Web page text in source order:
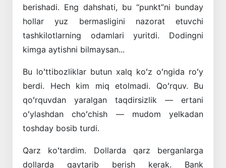
berishadi. Eng dahshati, bu “punkt”ni bunday
hollar yuz bermasligini nazorat etuvchi
tashkilotlarning odamlari yuritdi. Dodingni
kimga aytishni bilmaysan...
Bu loʻttibozliklar butun xalq koʻz oʻngida roʻy
berdi. Hech kim miq etolmadi. Qoʻrquv. Bu
qoʻrquvdan yaralgan taqdirsizlik — ertani
oʻylashdan choʻchish — mudom yelkadan
toshday bosib turdi.
Qarz koʻtardim. Dollarda qarz berganlarga
dollarda qaytarib berish kerak. Bank